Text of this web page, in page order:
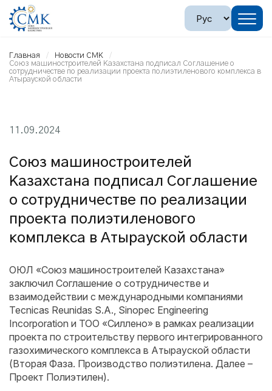
Главная
Новости СМК
Союз машиностроителей Казахстана подписал Соглашение о
сотрудничестве по реализации проекта полиэтиленового комплекса в
Атырауской области
11.09.2024
Союз машиностроителей
Казахстана подписал Соглашение
о сотрудничестве по реализации
проекта полиэтиленового
комплекса в Атырауской области
ОЮЛ «Союз машиностроителей Казахстана»
заключил Соглашение о сотрудничестве и
взаимодействии с международными компаниями
Tecnicas Reunidas S.A., Sinopec Engineering
Incorporation и ТОО «Силлено» в рамках реализации
проекта по строительству первого интегрированного
газохимического комплекса в Атырауской области
(Вторая Фаза. Производство полиэтилена. Далее –
Проект Полиэтилен).